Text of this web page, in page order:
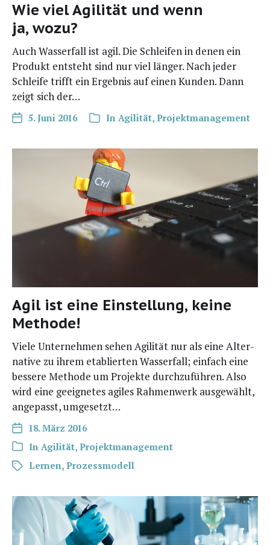
Wie viel Agilität und wenn
ja, wozu?
Auch Was­ser­fall ist agil. Die Schlei­fen in denen ein
Pro­dukt ent­steht sind nur viel län­ger. Nach jeder
Schlei­fe trifft ein Ergeb­nis auf einen Kun­den. Dann
zeigt sich der…
5. Juni 2016 In Agilität, Projektmanagement
Agil ist eine Einstellung, keine
Methode!
Vie­le Unter­neh­men sehen Agi­li­tät nur als eine Alter­
na­ti­ve zu ihrem eta­blier­ten Was­ser­fall; ein­fach eine
bes­se­re Metho­de um Pro­jek­te durch­zu­füh­ren. Also
wird eine geeig­ne­tes agi­les Rah­men­werk aus­ge­wählt,
ange­passt, umgesetzt…
18. März 2016
In Agilität, Projektmanagement
Lernen, Prozessmodell